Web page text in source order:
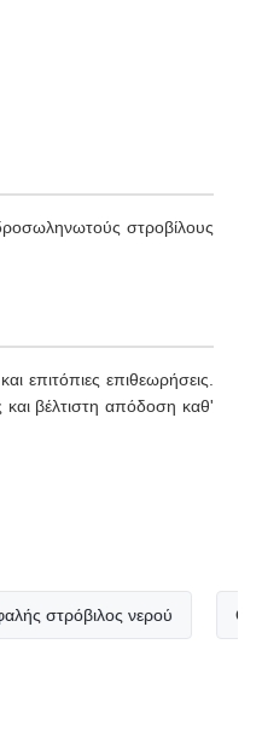
στροβίλους
επιτόπιες επιθεωρήσεις.
και βέλτιστη απόδοση καθ'
νερού Ο